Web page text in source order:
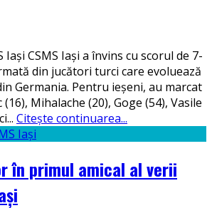
CSMS Iași a învins cu scorul de 7-
din jucători turci care evoluează
Germania. Pentru ieșeni, au marcat
Mihalache (20), Goge (54), Vasile
... Citește continuarea...
în primul amical al verii